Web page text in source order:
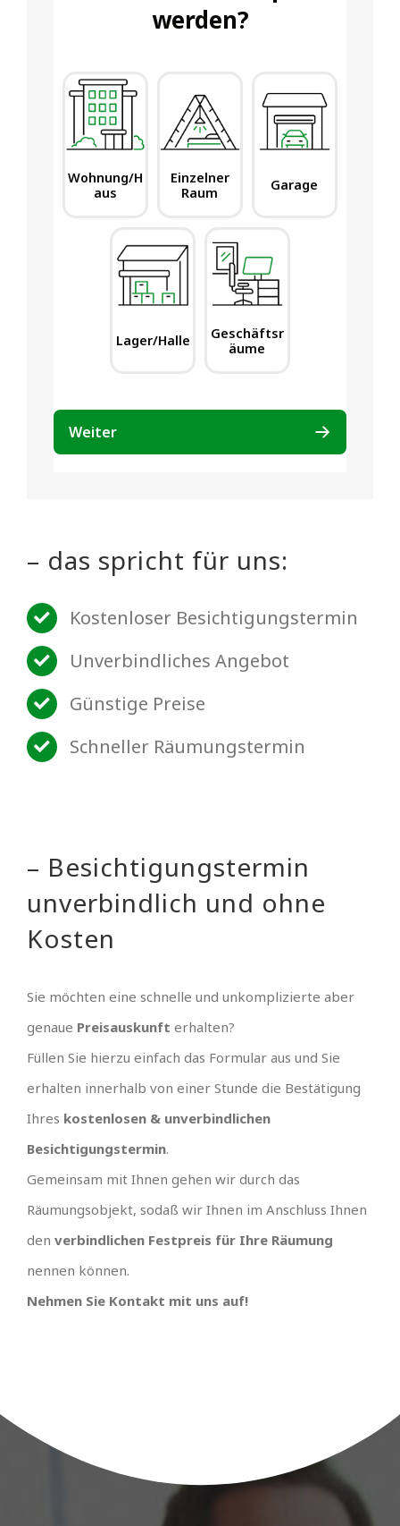
– das spricht für uns:
Kostenloser Besichtigungstermin
Unverbindliches Angebot
Günstige Preise
Schneller Räumungstermin
– Besichtigungstermin
unverbindlich und ohne
Kosten
Sie möchten eine schnelle und unkomplizierte aber
genaue Preisauskunft erhalten?
Füllen Sie hierzu einfach das Formular aus und Sie
erhalten innerhalb von einer Stunde die Bestätigung
Ihres kostenlosen & unverbindlichen
Besichtigungstermin.
Gemeinsam mit Ihnen gehen wir durch das
Räumungsobjekt, sodaß wir Ihnen im Anschluss Ihnen
den verbindlichen Festpreis für Ihre Räumung
nennen können.
Nehmen Sie Kontakt mit uns auf!